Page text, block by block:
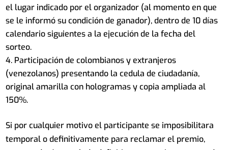
el lugar indicado por el organizador (al momento en que
se le informó su condición de ganador), dentro de 10 días
calendario siguientes a la ejecución de la fecha del
sorteo.
4. Participación de colombianos y extranjeros
(venezolanos) presentando la cedula de ciudadanía,
original amarilla con hologramas y copia ampliada al
150%.
Si por cualquier motivo el participante se imposibilitara
temporal o definitivamente para reclamar el premio,